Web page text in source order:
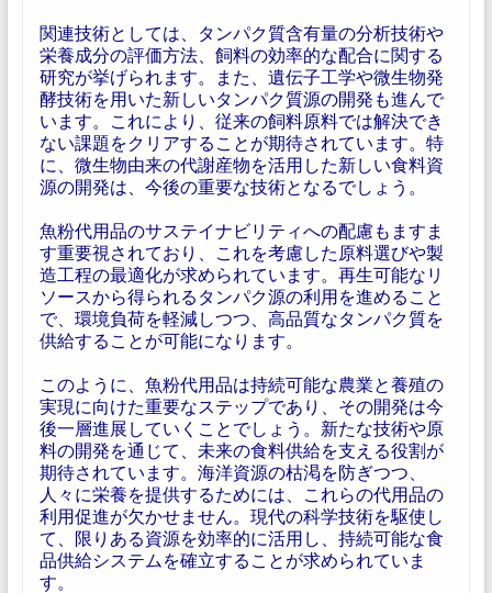
関連技術としては、タンパク質含有量の分析技術や
栄養成分の評価方法、飼料の効率的な配合に関する
研究が挙げられます。また、遺伝子工学や微生物発
酵技術を用いた新しいタンパク質源の開発も進んで
います。これにより、従来の飼料原料では解決でき
ない課題をクリアすることが期待されています。特
に、微生物由来の代謝産物を活用した新しい食料資
源の開発は、今後の重要な技術となるでしょう。
魚粉代用品のサステイナビリティへの配慮もますま
す重要視されており、これを考慮した原料選びや製
造工程の最適化が求められています。再生可能なリ
ソースから得られるタンパク源の利用を進めること
で、環境負荷を軽減しつつ、高品質なタンパク質を
供給することが可能になります。
このように、魚粉代用品は持続可能な農業と養殖の
実現に向けた重要なステップであり、その開発は今
後一層進展していくことでしょう。新たな技術や原
料の開発を通じて、未来の食料供給を支える役割が
期待されています。海洋資源の枯渇を防ぎつつ、
人々に栄養を提供するためには、これらの代用品の
利用促進が欠かせません。現代の科学技術を駆使し
て、限りある資源を効率的に活用し、持続可能な食
品供給システムを確立することが求められていま
す。